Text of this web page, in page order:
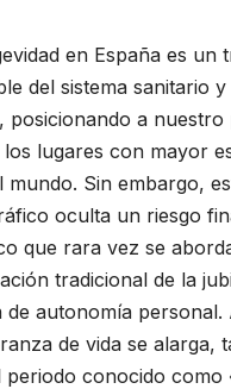
en España es un
del sistema sanitario
posicionando a nuestro
los lugares con mayor
mundo. Sin embargo,
oculta un riesgo
que rara vez se
tradicional de la
de autonomía personal.
de vida se alarga,
periodo conocido como